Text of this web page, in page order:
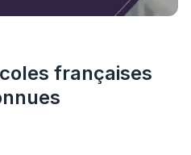
françaises